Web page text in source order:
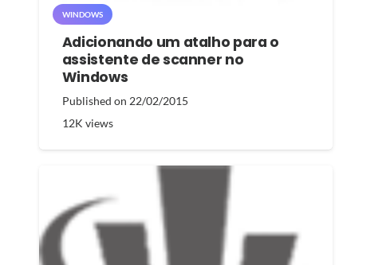
WINDOWS
Adicionando um atalho para o
assistente de scanner no
Windows
Published on 22/02/2015
12K views